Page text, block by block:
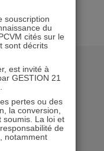
souscription
du
cités sur le
sont décrits
est invité à
GESTION 21
pertes ou des
la conversion,
soumis. La loi et
de
notamment